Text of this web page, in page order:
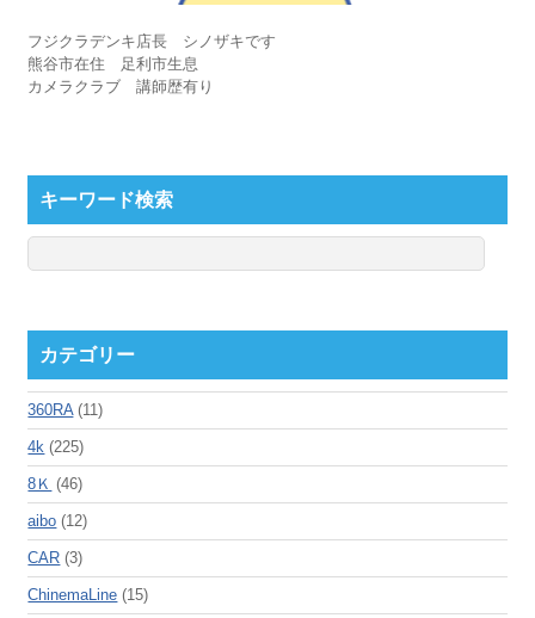
フジクラデンキ店長 シノザキです
熊谷市在住 足利市生息
カメラクラブ 講師歴有り
キーワード検索
カテゴリー
360RA(11)
4k (225)
8Ｋ (46)
aibo (12)
CAR (3)
ChinemaLine (15)